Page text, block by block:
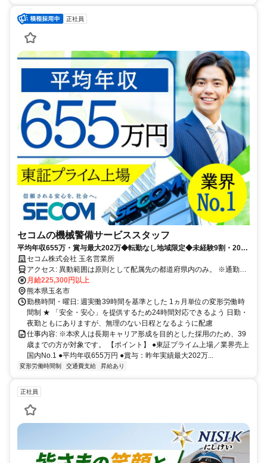
正社員
セコムの機械警備サービススタッフ
平均年収655万・賞与最大202万◆転勤なし地域限定◆未経験9割・20〜
30代活躍◆最大10連休・手当あり
セコム株式会社 玉名営業所
アクセス: 異動範囲は原則として配属先の都道府県内のみ。 ※通勤圏
内の他都道府県への異動の可能性もあります。
月給225,300円以上
熊本県玉名市
勤務時間・曜日: 週実働39時間を基準とした 1ヵ月単位の変形労働時
間制 ★ 「安全・安心」を提供するため24時間対応できるよう 日勤・
夜勤ともにありますが、無理のない日程となるように配慮
仕事内容: ※本求人は長期キャリア形成を目的とした採用のため、39
歳までの方が対象です。 【ポイント】 ●東証プライム上場／業界売上
国内No.1 ●平均年収655万円 ●賞与：昨年実績最大202万...
変形労働時間制 交通費支給 昇給あり
正社員